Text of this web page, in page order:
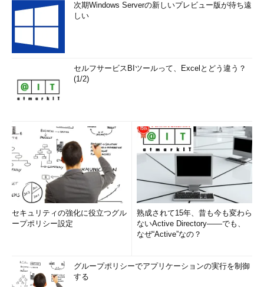
次期Windows Serverの新しいプレビュー版が待ち遠
しい
セルフサービスBIツールって、Excelとどう違う？
(1/2)
セキュリティの強化に役立つグル
ープポリシー設定
熟成されて15年、昔も今も変わら
ないActive Directory――でも、
なぜ“Active”なの？
グループポリシーでアプリケーションの実行を制御
する